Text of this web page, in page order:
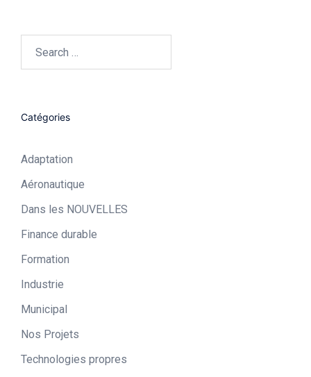
Catégories
Adaptation
Aéronautique​
Dans les NOUVELLES
Finance durable
Formation
Industrie​
Municipal​
Nos Projets
Technologies propres​